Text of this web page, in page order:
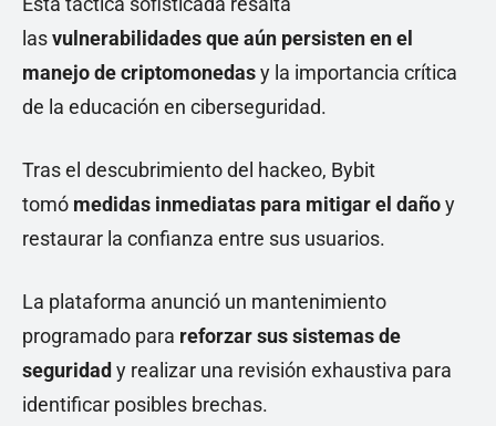
lasvulnerabilidades que aún persisten en el
manejo de criptomonedasy la importancia crítica
de la educación en ciberseguridad.
Tras el descubrimiento del hackeo, Bybit
tomó medidas inmediatas para mitigar el dañoy
restaurar la confianza entre sus usuarios.
La plataforma anunció un mantenimiento
programado para reforzar sus sistemas de
seguridady realizar una revisión exhaustiva para
identificar posibles brechas.